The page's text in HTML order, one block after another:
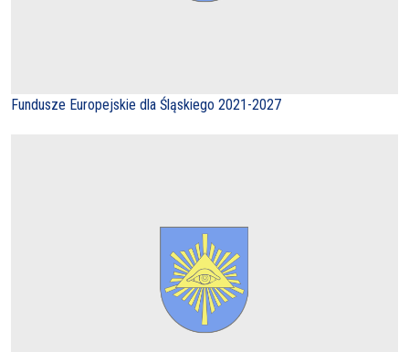
Fundusze Europejskie dla Śląskiego 2021-2027